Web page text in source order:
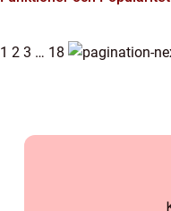
1 2 3 … 18